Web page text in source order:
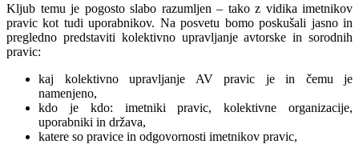
Kljub temu je pogosto slabo razumljen – tako z vidika imetnikov
pravic kot tudi uporabnikov. Na posvetu bomo poskušali jasno in
pregledno predstaviti kolektivno upravljanje avtorske in sorodnih
pravic:
kaj kolektivno upravljanje AV pravic je in čemu je
namenjeno,
kdo je kdo: imetniki pravic, kolektivne organizacije,
uporabniki in država,
katere so pravice in odgovornosti imetnikov pravic,